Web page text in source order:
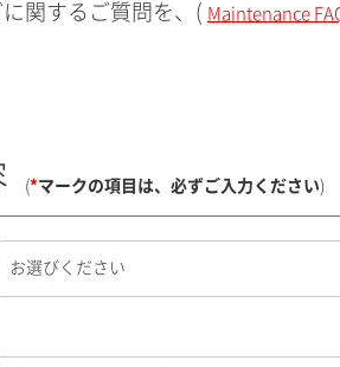
関するご質問を、( Maintenance
(*マークの項目は、必ずご入力ください)